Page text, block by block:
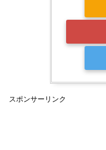
スポンサーリンク